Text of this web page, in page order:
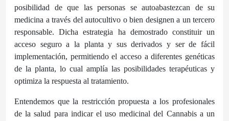
posibilidad de que las personas se autoabastezcan de su
medicina a través del autocultivo o bien designen a un tercero
responsable. Dicha estrategia ha demostrado constituir un
acceso seguro a la planta y sus derivados y ser de fácil
implementación, permitiendo el acceso a diferentes genéticas
de la planta, lo cual amplía las posibilidades terapéuticas y
optimiza la respuesta al tratamiento.
Entendemos que la restricción propuesta a los profesionales
de la salud para indicar el uso medicinal del Cannabis a un